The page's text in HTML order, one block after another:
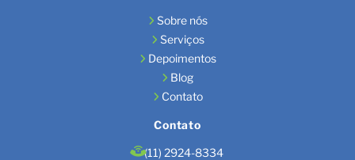
Sobre nós
Serviços
Depoimentos
Blog
Contato
Contato
(11) 2924-8334